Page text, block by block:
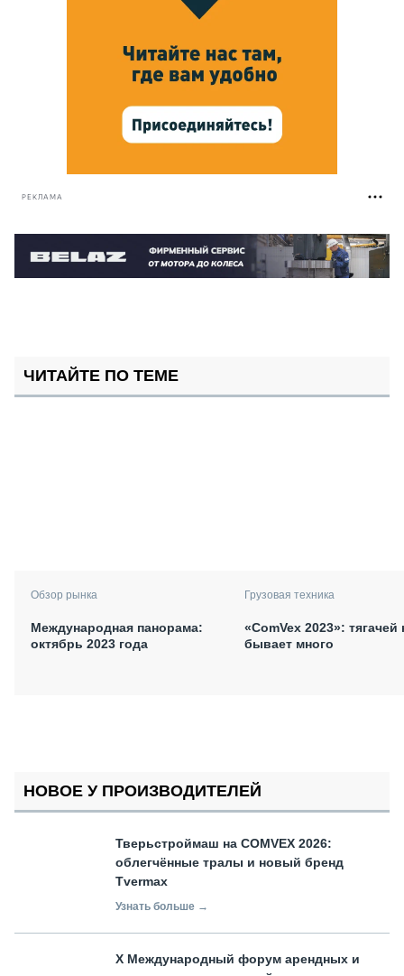
РЕКЛАМА
ЧИТАЙТЕ ПО ТЕМЕ
Обзор рынка
Международная панорама:
октябрь 2023 года
Грузовая техника
«ComVex 2023»: тягачей
бывает много
НОВОЕ У ПРОИЗВОДИТЕЛЕЙ
Тверьстроймаш на COMVEX 2026:
облегчённые тралы и новый бренд
Tvermax
Узнать больше →
X Международный форум арендных и